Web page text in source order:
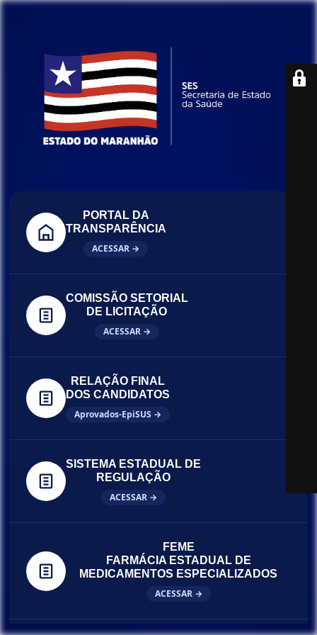
PORTAL DA
TRANSPARÊNCIA
ACESSAR →
COMISSÃO SETORIAL
DE LICITAÇÃO
ACESSAR →
RELAÇÃO FINAL
DOS CANDIDATOS
Aprovados-EpiSUS →
SISTEMA ESTADUAL DE
REGULAÇÃO
ACESSAR →
FEME
FARMÁCIA ESTADUAL DE
MEDICAMENTOS ESPECIALIZADOS
ACESSAR →